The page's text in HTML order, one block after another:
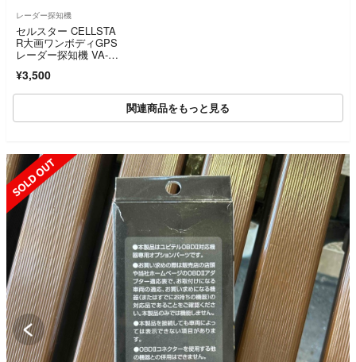
レーダー探知機
セルスター CELLSTA
R大画ワンボディGPS
レーダー探知機 VA-58
¥3,500
関連商品をもっと見る
SOLD OUT